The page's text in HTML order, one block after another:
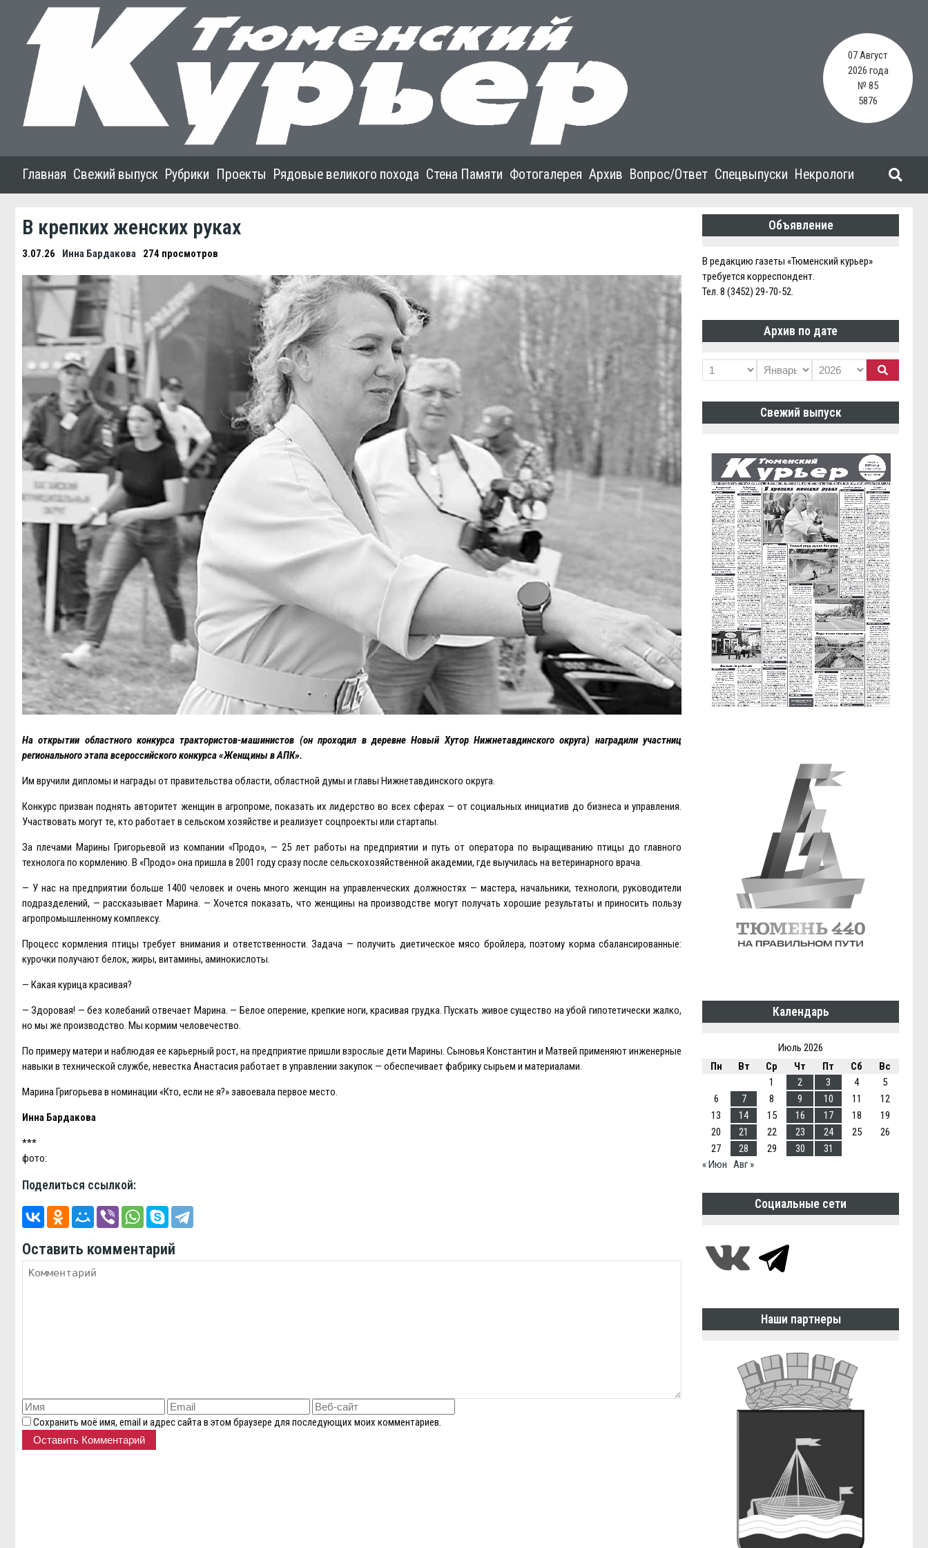
07 Август
2026 года
№ 85
5876
Главная Свежий выпуск Рубрики Проекты Рядовые великого похода Стена Памяти Фотогалерея Архив Вопрос/Ответ Спецвыпуски Некрологи
В крепких женских руках
3.07.26 Инна Бардакова 274 просмотров
На открытии областного конкурса трактористов-машинистов (он проходил в деревне Новый Хутор Нижнетавдинского округа) наградили участниц
регионального этапа всероссийского конкурса «Женщины в АПК».
Им вручили дипломы и награды от правительства области, областной думы и главы Нижнетавдинского округа.
Конкурс призван поднять авторитет женщин в агропроме, показать их лидерство во всех сферах — от социальных инициатив до бизнеса и управления.
Участвовать могут те, кто работает в сельском хозяйстве и реализует соцпроекты или стартапы.
За плечами Марины Григорьевой из компании «Продо», — 25 лет работы на предприятии и путь от оператора по выращиванию птицы до главного
технолога по кормлению. В «Продо» она пришла в 2001 году сразу после сельскохозяйственной академии, где выучилась на ветеринарного врача.
— У нас на предприятии больше 1400 человек и очень много женщин на управленческих должностях — мастера, начальники, технологи, руководители
подразделений, — рассказывает Марина. — Хочется показать, что женщины на производстве могут получать хорошие результаты и приносить пользу
агропромышленному комплексу.
Процесс кормления птицы требует внимания и ответственности. Задача — получить диетическое мясо бройлера, поэтому корма сбалансированные:
курочки получают белок, жиры, витамины, аминокислоты.
— Какая курица красивая?
— Здоровая! — без колебаний отвечает Марина. — Белое оперение, крепкие ноги, красивая грудка. Пускать живое существо на убой гипотетически жалко,
но мы же производство. Мы кормим человечество.
По примеру матери и наблюдая ее карьерный рост, на предприятие пришли взрослые дети Марины. Сыновья Константин и Матвей применяют инженерные
навыки в технической службе, невестка Анастасия работает в управлении закупок — обеспечивает фабрику сырьем и материалами.
Марина Григорьева в номинации «Кто, если не я?» завоевала первое место.
Инна Бардакова
***
фото:
Поделиться ссылкой:
Оставить комментарий
Сохранить моё имя, email и адрес сайта в этом браузере для последующих моих комментариев.
Объявление
В редакцию газеты «Тюменский курьер»
требуется корреспондент.
Тел. 8 (3452) 29-70-52.
Архив по дате
Свежий выпуск
Календарь
Июль 2026
Пн
Вт Ср Чт Пт Сб
Вс
1
2 3 4
5
6
7 8 9 10 11
12
13
14 15 16 17 18
19
20
21 22 23 24 25
26
27
28 29 30
31
« Июн Авг »
Социальные сети
Наши партнеры